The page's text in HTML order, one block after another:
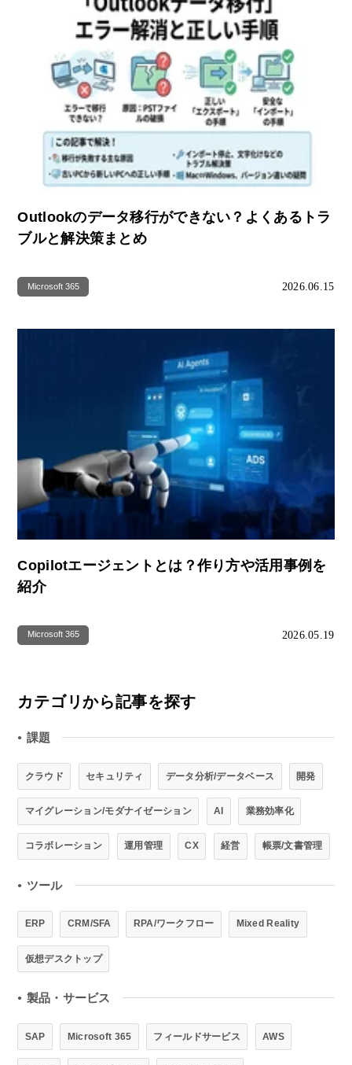
Outlookのデータ移行ができない？よくあるトラ
ブルと解決策まとめ
Microsoft 365 2026.06.15
Copilotエージェントとは？作り方や活用事例を
紹介
Microsoft 365 2026.05.19
カテゴリから記事を探す
● 課題
クラウド セキュリティ データ分析/データベース 開発
マイグレーション/モダナイゼーション AI 業務効率化
コラボレーション 運用管理 CX 経営 帳票/文書管理
● ツール
ERP CRM/SFA RPA/ワークフロー Mixed Reality
仮想デスクトップ
● 製品・サービス
SAP Microsoft 365 フィールドサービス AWS